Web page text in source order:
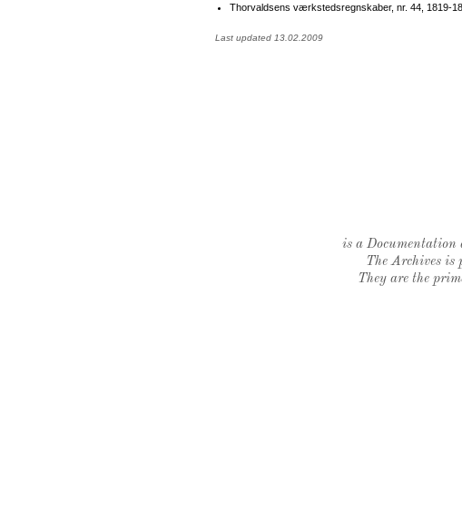
Thorvaldsens værkstedsregnskaber, nr. 44, 1819-
Last updated 13.02.2009
is a Documentation
The Archives is
They are the